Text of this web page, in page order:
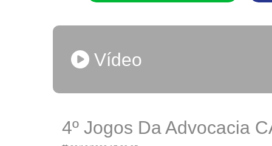
Vídeo
4º Jogos Da Advocacia